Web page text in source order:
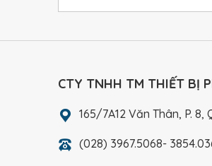
CTY TNHH TM THIẾT BỊ
165/7A12 Văn Thân, P. 8,
(028) 3967.5068-